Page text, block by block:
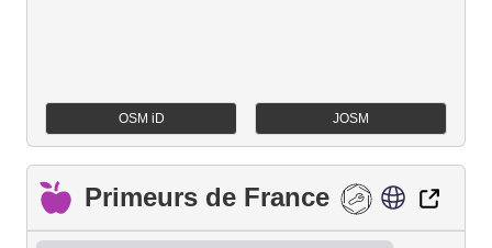
OSM iD JOSM
Primeurs de France